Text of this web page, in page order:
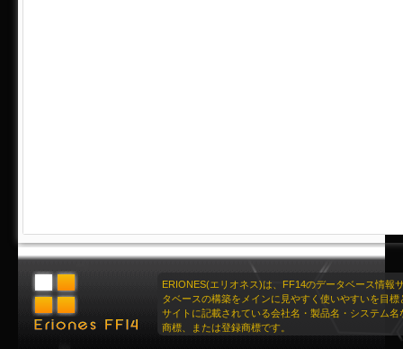
ERIONES(エリオネス)は、FF14のデータベース情報
タベースの構築をメインに見やすく使いやすいを目標
サイトに記載されている会社名・製品名・システム名
商標、または登録商標です。